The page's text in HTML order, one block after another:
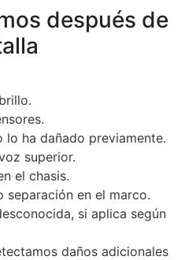
después de
lo ha dañado previamente.
superior.
el chasis.
separación en el marco.
si aplica según
daños adicionales